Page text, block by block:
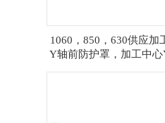
1060，850，630供应加
Y轴前防护罩，加工中